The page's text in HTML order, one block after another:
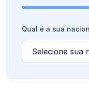
Qual é a sua